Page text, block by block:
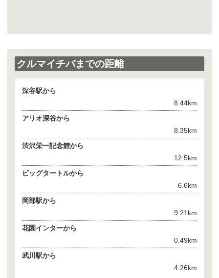
クルマイチバまでの距離
深谷駅から
8.44km
アリオ深谷から
8.35km
渋沢栄一記念館から
12.5km
ビッグタートルから
6.6km
岡部駅から
9.21km
花園インターから
0.49km
武川駅から
4.26km